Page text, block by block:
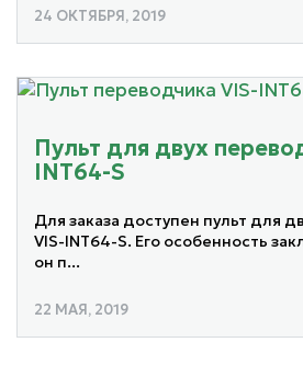
24 ОКТЯБРЯ, 2019
Пульт для двух
INT64-S
Для заказа доступен пульт для
VIS-INT64-S. Его особенность
он п...
22 МАЯ, 2019